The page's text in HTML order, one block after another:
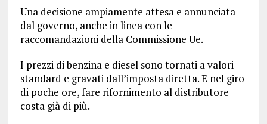
Una decisione ampiamente attesa e annunciata
dal governo, anche in linea con le
raccomandazioni della Commissione Ue.
I prezzi di benzina e diesel sono tornati a valori
standard e gravati dall’imposta diretta. E nel giro
di poche ore, fare rifornimento al distributore
costa già di più.